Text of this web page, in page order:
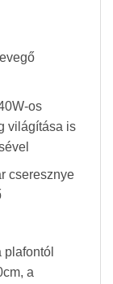
os
világítása is
cseresznye
a